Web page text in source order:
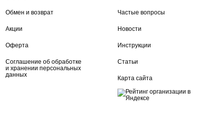
Обмен и возврат
Акции
Оферта
Соглашение об обработке
и хранении персональных
данных
Частые вопросы
Новости
Инструкции
Статьи
Карта сайта